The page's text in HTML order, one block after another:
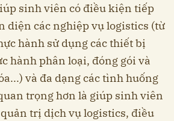
sinh viên có điều kiện tiếp
diện các nghiệp vụ logistics (từ
hành sử dụng các thiết bị
hành phân loại, đóng gói và
và đa dạng các tình huống
trọng hơn là giúp sinh viên
trị dịch vụ logistics, điều